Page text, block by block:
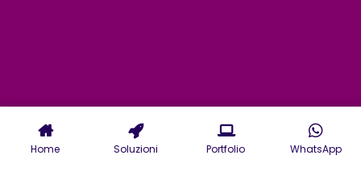
Home Soluzioni Portfolio WhatsApp